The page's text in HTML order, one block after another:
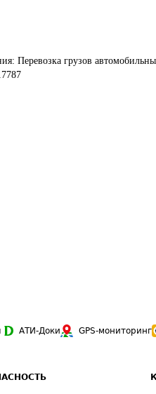
Перевозка грузов
АТИ-Доки GPS-мониторинг